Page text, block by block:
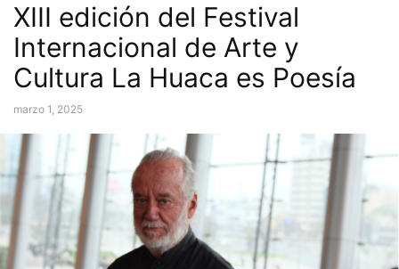
XIII edición del Festival
Internacional de Arte y
Cultura La Huaca es Poesía
marzo 1, 2025